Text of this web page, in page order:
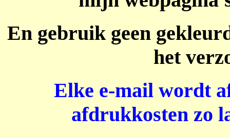
En gebruik geen
het
Elke e-mail wordt
afdrukkosten zo